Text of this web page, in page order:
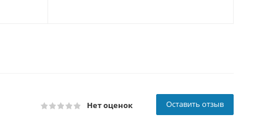
Нет оценок Оставить отзыв